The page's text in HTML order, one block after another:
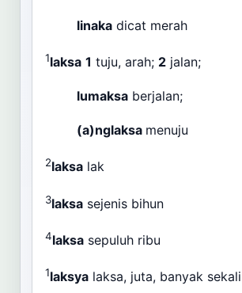
linaka dicat merah
1laksa 1 tuju, arah; 2 jalan;
lumaksa berjalan;
(a)nglaksa menuju
2laksa lak
3laksa sejenis bihun
4laksa sepuluh ribu
1laksya laksa, juta, banyak sekali